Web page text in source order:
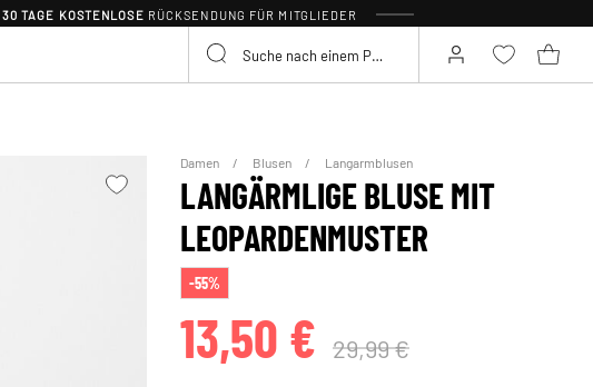
30 TAGE KOSTENLOSE RÜCKSENDUNG FÜR MITGLIEDER
Damen Blusen Langarmblusen
LANGÄRMLIGE BLUSE MIT
LEOPARDENMUSTER
-55%
13,50 € 29,99 €